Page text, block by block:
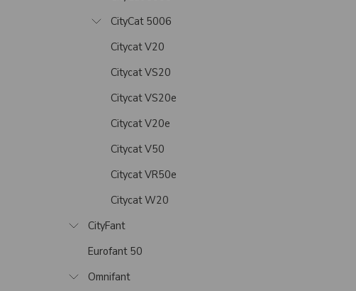
CityCat 5006
Citycat V20
Citycat VS20
Citycat VS20e
Citycat V20e
Citycat V50
Citycat VR50e
Citycat W20
CityFant
Eurofant 50
Omnifant